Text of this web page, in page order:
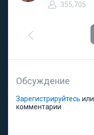
355,705
Обсуждение
Зарегистрируйтесь или
комментарии